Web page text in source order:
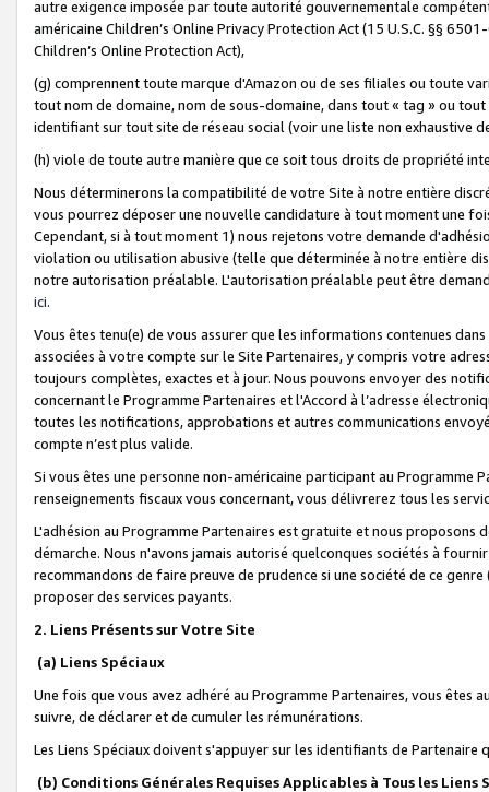
autre exigence imposée par toute autorité gouvernementale
américaine Children’s Online Privacy Protection Act (15 U.S.C. §§
Children’s Online Protection Act),
(g) comprennent toute marque d'Amazon ou de ses filiales ou toute
tout nom de domaine, nom de sous-domaine, dans tout « tag » ou
identifiant sur tout site de réseau social (voir une liste non exhaustive
(h) viole de toute autre manière que ce soit tous droits de propriété
Nous déterminerons la compatibilité de votre Site à notre entière
vous pourrez déposer une nouvelle candidature à tout moment une
Cependant, si à tout moment 1) nous rejetons votre demande
violation ou utilisation abusive (telle que déterminée à notre entière
notre autorisation préalable. L'autorisation préalable peut être
ici.
Vous êtes tenu(e) de vous assurer que les informations contenues
associées à votre compte sur le Site Partenaires, y compris votre
toujours complètes, exactes et à jour. Nous pouvons envoyer des
concernant le Programme Partenaires et l'Accord à l’adresse
toutes les notifications, approbations et autres communications
compte n’est plus valide.
Si vous êtes une personne non-américaine participant au
renseignements fiscaux vous concernant, vous délivrerez tous les
L'adhésion au Programme Partenaires est gratuite et nous proposons
démarche. Nous n'avons jamais autorisé quelconques sociétés à
recommandons de faire preuve de prudence si une société de ce
proposer des services payants.
2. Liens Présents sur Votre Site
(a) Liens Spéciaux
Une fois que vous avez adhéré au Programme Partenaires, vous êtes
suivre, de déclarer et de cumuler les rémunérations.
Les Liens Spéciaux doivent s'appuyer sur les identifiants de Partenaire
(b) Conditions Générales Requises Applicables à Tous les Liens